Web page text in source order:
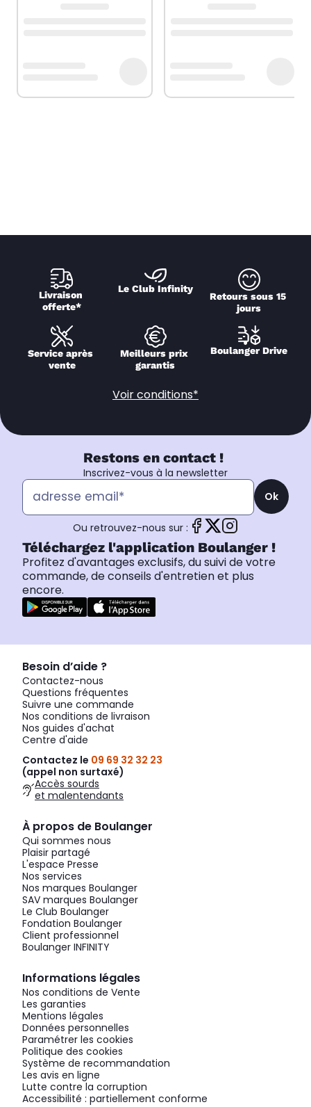
Livraison
offerte*
Le Club Infinity
Retours sous 15
jours
Service après
vente
Meilleurs prix
garantis
Boulanger Drive
Voir conditions*
Restons en contact !
Inscrivez-vous à la newsletter
Ok
Ou retrouvez-nous sur :
Téléchargez l'application Boulanger !
Profitez d'avantages exclusifs, du suivi de votre
commande, de conseils d'entretien et plus
encore.
Besoin d’aide ?
Contactez-nous
Questions fréquentes
Suivre une commande
Nos conditions de livraison
Nos guides d'achat
Centre d'aide
Contactez le 09 69 32 32 23
(appel non surtaxé)
Accès sourds
et malentendants
À propos de Boulanger
Qui sommes nous
Plaisir partagé
L'espace Presse
Nos services
Nos marques Boulanger
SAV marques Boulanger
Le Club Boulanger
Fondation Boulanger
Client professionnel
Boulanger INFINITY
Informations légales
Nos conditions de Vente
Les garanties
Mentions légales
Données personnelles
Paramétrer les cookies
Politique des cookies
Système de recommandation
Les avis en ligne
Lutte contre la corruption
Accessibilité : partiellement conforme